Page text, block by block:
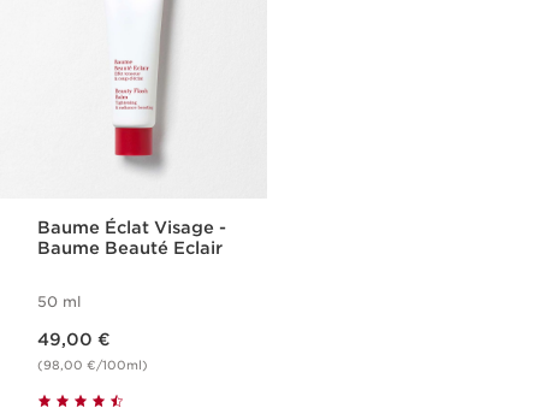
Baume Éclat Visage -
Baume Beauté Eclair
50 ml
49,00 €
(98,00 €/100ml)